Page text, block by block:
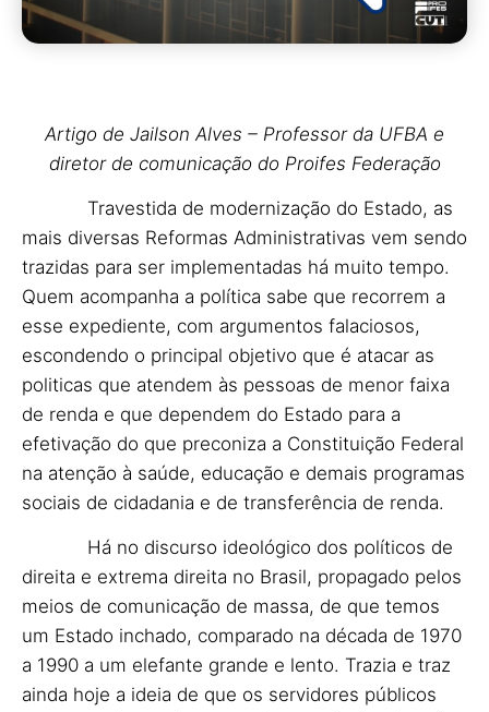
Artigo de Jailson Alves – Professor da UFBA e
diretor de comunicação do Proifes Federação
Travestida de modernização do Estado, as
mais diversas Reformas Administrativas vem sendo
trazidas para ser implementadas há muito tempo.
Quem acompanha a política sabe que recorrem a
esse expediente, com argumentos falaciosos,
escondendo o principal objetivo que é atacar as
politicas que atendem às pessoas de menor faixa
de renda e que dependem do Estado para a
efetivação do que preconiza a Constituição Federal
na atenção à saúde, educação e demais programas
sociais de cidadania e de transferência de renda.
Há no discurso ideológico dos políticos de
direita e extrema direita no Brasil, propagado pelos
meios de comunicação de massa, de que temos
um Estado inchado, comparado na década de 1970
a 1990 a um elefante grande e lento. Trazia e traz
ainda hoje a ideia de que os servidores públicos